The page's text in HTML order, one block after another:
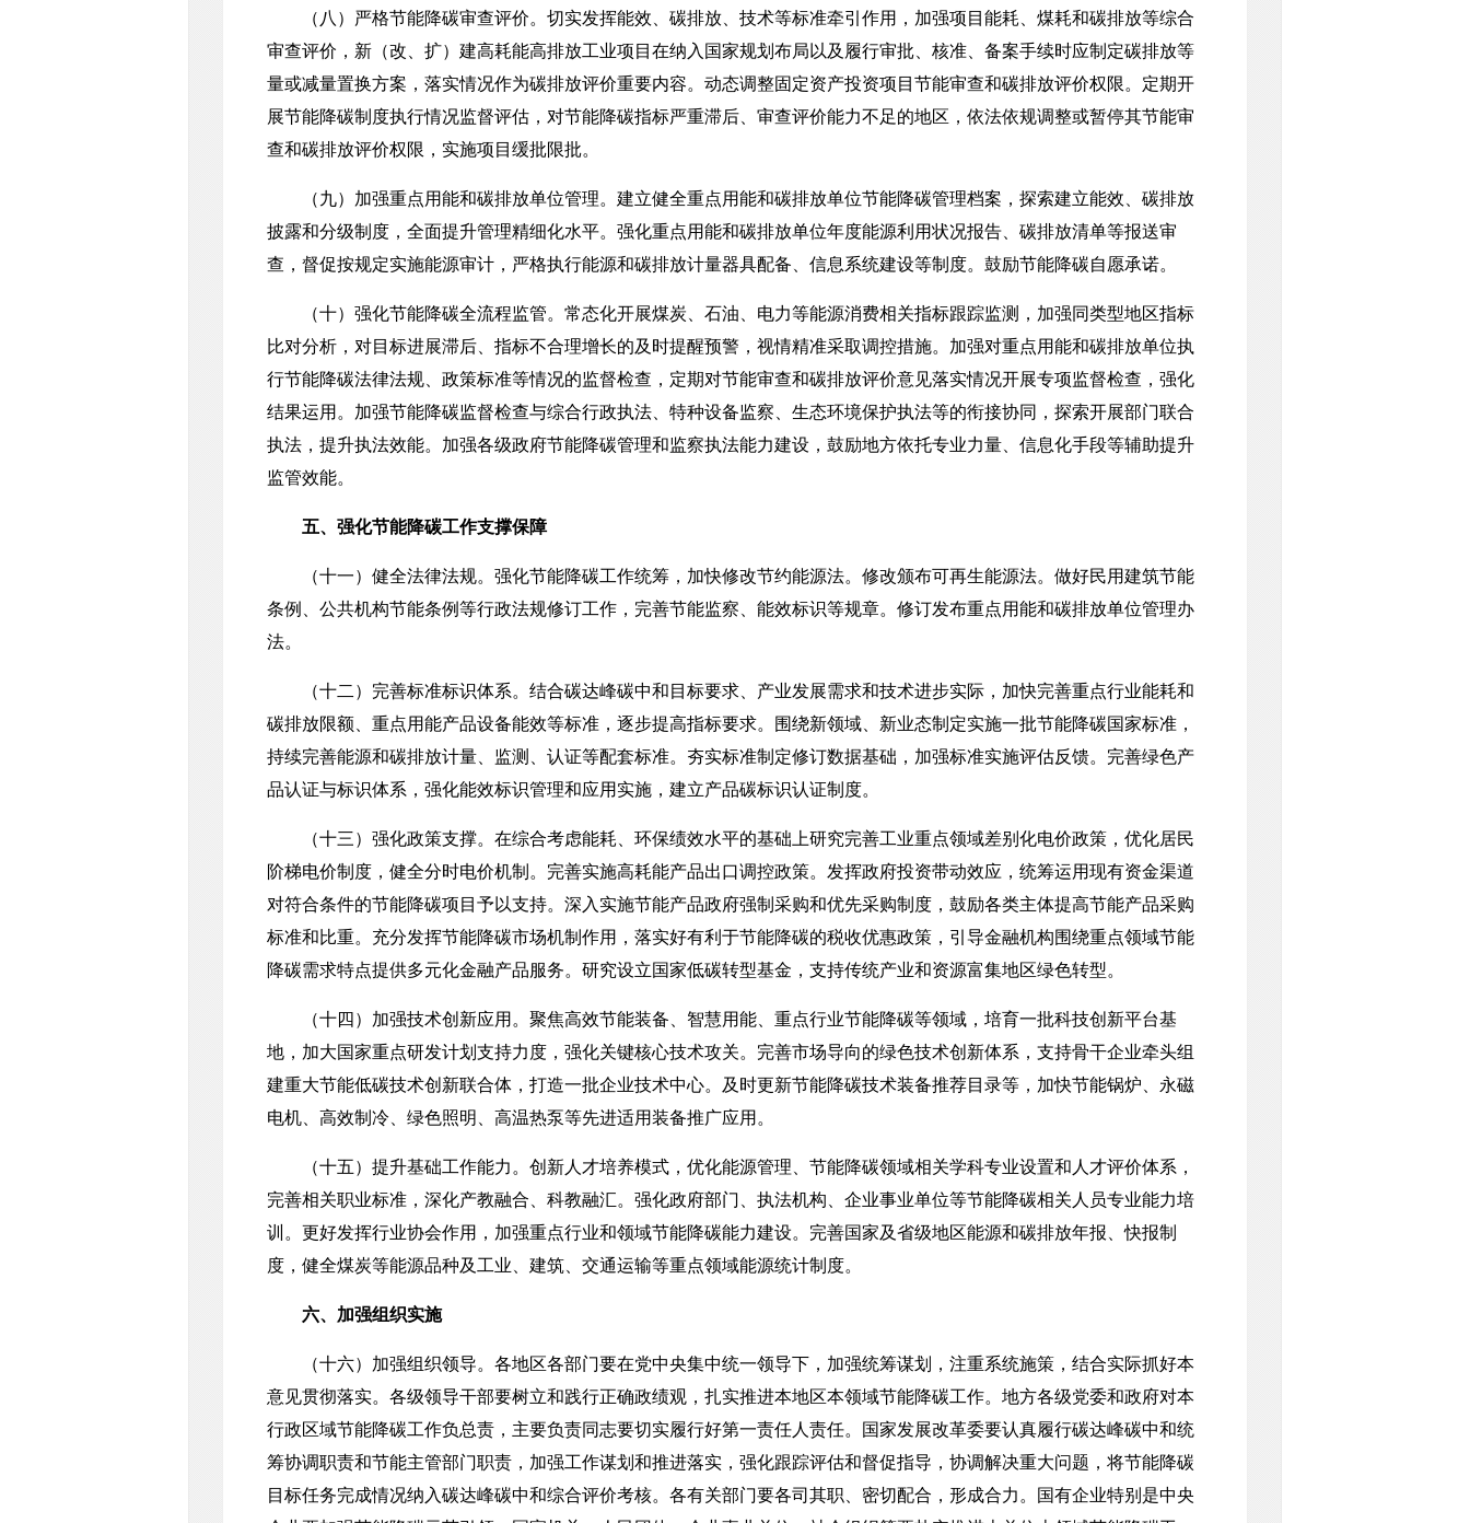
（八）严格节能降碳审查评价。切实发挥能效、碳排放、技术等标准牵引作用，加强项目能耗、煤耗和碳排放等综合
审查评价，新（改、扩）建高耗能高排放工业项目在纳入国家规划布局以及履行审批、核准、备案手续时应制定碳排放等
量或减量置换方案，落实情况作为碳排放评价重要内容。动态调整固定资产投资项目节能审查和碳排放评价权限。定期开
展节能降碳制度执行情况监督评估，对节能降碳指标严重滞后、审查评价能力不足的地区，依法依规调整或暂停其节能审
查和碳排放评价权限，实施项目缓批限批。
（九）加强重点用能和碳排放单位管理。建立健全重点用能和碳排放单位节能降碳管理档案，探索建立能效、碳排放
披露和分级制度，全面提升管理精细化水平。强化重点用能和碳排放单位年度能源利用状况报告、碳排放清单等报送审
查，督促按规定实施能源审计，严格执行能源和碳排放计量器具配备、信息系统建设等制度。鼓励节能降碳自愿承诺。
（十）强化节能降碳全流程监管。常态化开展煤炭、石油、电力等能源消费相关指标跟踪监测，加强同类型地区指标
比对分析，对目标进展滞后、指标不合理增长的及时提醒预警，视情精准采取调控措施。加强对重点用能和碳排放单位执
行节能降碳法律法规、政策标准等情况的监督检查，定期对节能审查和碳排放评价意见落实情况开展专项监督检查，强化
结果运用。加强节能降碳监督检查与综合行政执法、特种设备监察、生态环境保护执法等的衔接协同，探索开展部门联合
执法，提升执法效能。加强各级政府节能降碳管理和监察执法能力建设，鼓励地方依托专业力量、信息化手段等辅助提升
监管效能。
五、强化节能降碳工作支撑保障
（十一）健全法律法规。强化节能降碳工作统筹，加快修改节约能源法。修改颁布可再生能源法。做好民用建筑节能
条例、公共机构节能条例等行政法规修订工作，完善节能监察、能效标识等规章。修订发布重点用能和碳排放单位管理办
法。
（十二）完善标准标识体系。结合碳达峰碳中和目标要求、产业发展需求和技术进步实际，加快完善重点行业能耗和
碳排放限额、重点用能产品设备能效等标准，逐步提高指标要求。围绕新领域、新业态制定实施一批节能降碳国家标准，
持续完善能源和碳排放计量、监测、认证等配套标准。夯实标准制定修订数据基础，加强标准实施评估反馈。完善绿色产
品认证与标识体系，强化能效标识管理和应用实施，建立产品碳标识认证制度。
（十三）强化政策支撑。在综合考虑能耗、环保绩效水平的基础上研究完善工业重点领域差别化电价政策，优化居民
阶梯电价制度，健全分时电价机制。完善实施高耗能产品出口调控政策。发挥政府投资带动效应，统筹运用现有资金渠道
对符合条件的节能降碳项目予以支持。深入实施节能产品政府强制采购和优先采购制度，鼓励各类主体提高节能产品采购
标准和比重。充分发挥节能降碳市场机制作用，落实好有利于节能降碳的税收优惠政策，引导金融机构围绕重点领域节能
降碳需求特点提供多元化金融产品服务。研究设立国家低碳转型基金，支持传统产业和资源富集地区绿色转型。
（十四）加强技术创新应用。聚焦高效节能装备、智慧用能、重点行业节能降碳等领域，培育一批科技创新平台基
地，加大国家重点研发计划支持力度，强化关键核心技术攻关。完善市场导向的绿色技术创新体系，支持骨干企业牵头组
建重大节能低碳技术创新联合体，打造一批企业技术中心。及时更新节能降碳技术装备推荐目录等，加快节能锅炉、永磁
电机、高效制冷、绿色照明、高温热泵等先进适用装备推广应用。
（十五）提升基础工作能力。创新人才培养模式，优化能源管理、节能降碳领域相关学科专业设置和人才评价体系，
完善相关职业标准，深化产教融合、科教融汇。强化政府部门、执法机构、企业事业单位等节能降碳相关人员专业能力培
训。更好发挥行业协会作用，加强重点行业和领域节能降碳能力建设。完善国家及省级地区能源和碳排放年报、快报制
度，健全煤炭等能源品种及工业、建筑、交通运输等重点领域能源统计制度。
六、加强组织实施
（十六）加强组织领导。各地区各部门要在党中央集中统一领导下，加强统筹谋划，注重系统施策，结合实际抓好本
意见贯彻落实。各级领导干部要树立和践行正确政绩观，扎实推进本地区本领域节能降碳工作。地方各级党委和政府对本
行政区域节能降碳工作负总责，主要负责同志要切实履行好第一责任人责任。国家发展改革委要认真履行碳达峰碳中和统
筹协调职责和节能主管部门职责，加强工作谋划和推进落实，强化跟踪评估和督促指导，协调解决重大问题，将节能降碳
目标任务完成情况纳入碳达峰碳中和综合评价考核。各有关部门要各司其职、密切配合，形成合力。国有企业特别是中央